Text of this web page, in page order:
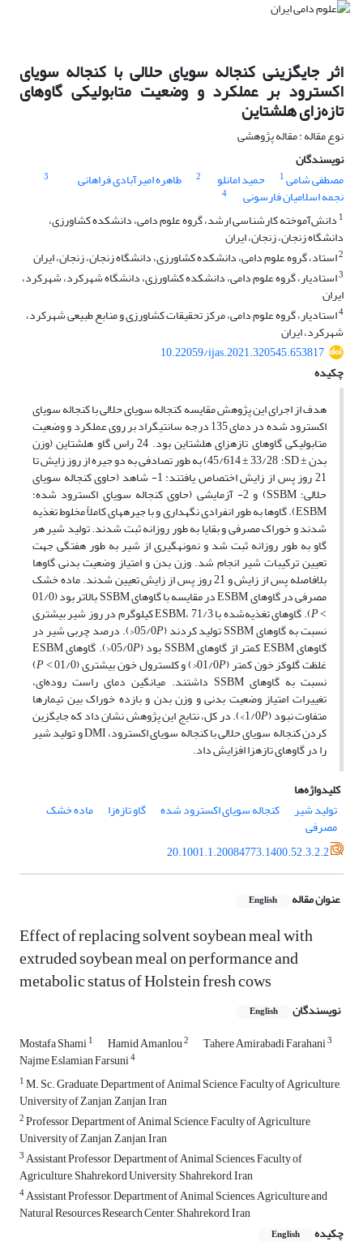
اثر جایگزینی کنجاله سویای حلالی با کنجاله سویای
اکسترود بر عملکرد و وضعیت متابولیکی گاوهای
‏تازه‌زای هلشتاین
نوع مقاله : مقاله پژوهشی
نویسندگان
مصطفی شامی1 حمید امانلو 2 طاهره امیرآبادی فراهانی 3
نجمه اسلامیان فارسونی
4
1 دانش‌آموخته کارشناسی ارشد، گروه علوم دامی، دانشکده کشاورزی،
دانشگاه زنجان، زنجان، ایران
2استاد، گروه علوم دامی، دانشکده کشاورزی، دانشگاه زنجان، زنجان، ایران
3استادیار، گروه علوم دامی، دانشکده کشاورزی، دانشگاه شهرکرد، شهرکرد،
ایران
4استادیار، گروه علوم دامی، مرکز تحقیقات کشاورزی و منابع طبیعی شهرکرد،
شهرکرد، ایران
10.22059/ijas.2021.320545.653817
چکیده
هدف از اجرای این پژوهش مقایسه کنجاله سویای حلالی با کنجاله سویای
اکسترود شده در دمای 135 درجه سانتی­گراد بر روی عملکرد و وضعیت
متابولیکی گاوهای تازه­زای هلشتاین بود. 24 راس گاو هلشتاین (وزن
بدن ± SD؛ 33/28 ± 45/614) به طور تصادفی به دو جیره از روز زایش تا
21 روز پس از زایش اختصاص یافتند: 1- شاهد (حاوی کنجاله سویای
حلالی؛ SSBM) و 2- آزمایشی (حاوی کنجاله سویای اکسترود شده؛
ESBM). گاوها به طور انفرادی نگهداری و با جیره­های کاملاً مخلوط تغذیه
شدند و خوراک مصرفی و بقایا به طور روزانه ثبت شدند. تولید شیر هر
گاو به طور روزانه ثبت شد و نمونه­گیری از شیر به طور هفتگی جهت
تعیین ترکیبات شیر انجام شد. وزن بدن و امتیاز وضعیت بدنی گاوها
بلافاصله پس از زایش و 21 روز پس از زایش تعیین شدند. ماده خشک
مصرفی در گاوهای ESBM در مقایسه با گاوهای SSBM بالاتر بود (01/0
˂
P ). گاوهای تغذیه‌شده با ESBM، 71/3 کیلوگرم در روز شیر بیشتری
نسبت به گاوهای SSBM تولید کردند (05/0 P <). درصد چربی شیر در
گاوهای ESBM کم­تر از گاوهای SSBM بود (05/0 P <). گاوهای ESBM
غلظت گلوکز خون کمتر (01/0P< ) و کلسترول خون بیشتری (01/0 ˂ P
)
نسبت به گاوهای SSBM داشتند. میانگین دمای راست روده‌ای،
تغییرات امتیاز وضعیت بدنی و وزن بدن و بازده خوراک بین تیمارها
متفاوت نبود (1/0P >). در کل، نتایج این پژوهش نشان داد که جایگزین
کردن کنجاله سویای حلالی با کنجاله سویای اکسترود، DMI و تولید شیر
را در گاوهای تازه­زا افزایش داد.
کلیدواژه‌ها
تولید شیر
کنجاله سویای اکسترود شده گاو تازه‌زا ماده خشک
مصرفی
20.1001.1.20084773.1400.52.3.2.2
عنوان مقاله English
Effect of replacing solvent soybean meal with
extruded soybean meal on ‎performance and
metabolic status of Holstein fresh cows
نویسندگان English
Mostafa Shami1 Hamid Amanlou2 Tahere Amirabadi Farahani3
Najme Eslamian Farsuni4
1M. Sc. Graduate, Department of Animal Science, Faculty of Agriculture,
University of Zanjan, Zanjan, Iran
2Professor, Department of Animal Science, Faculty of Agriculture,
University of Zanjan, Zanjan, Iran
3Assistant Professor, Department of Animal Sciences, Faculty of
Agriculture, Shahrekord University, Shahrekord, Iran
4Assistant Professor, Department of Animal Sciences, Agriculture and
Natural Resources Research Center, Shahrekord, Iran
چکیده
English